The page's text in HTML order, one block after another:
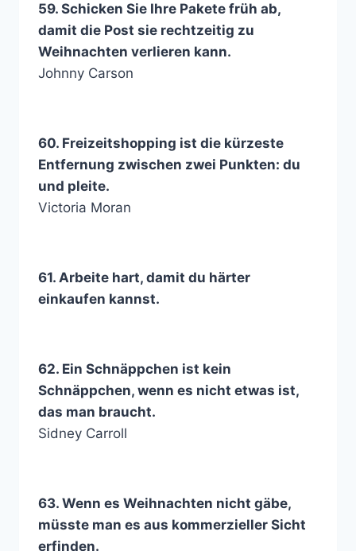
59. Schicken Sie Ihre Pakete früh ab,
damit die Post sie rechtzeitig zu
Weihnachten verlieren kann.
Johnny Carson
60. Freizeitshopping ist die kürzeste
Entfernung zwischen zwei Punkten: du
und pleite.
Victoria Moran
61. Arbeite hart, damit du härter
einkaufen kannst.
62. Ein Schnäppchen ist kein
Schnäppchen, wenn es nicht etwas ist,
das man braucht.
Sidney Carroll
63. Wenn es Weihnachten nicht gäbe,
müsste man es aus kommerzieller Sicht
erfinden.